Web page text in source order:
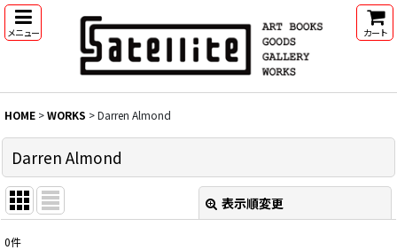
メニュー カート
HOME >WORKS >Darren Almond
Darren Almond
表示順変更
0件